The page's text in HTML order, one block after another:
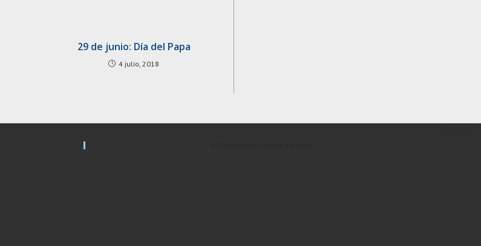
29 de junio: Día del Papa
4 julio, 2018